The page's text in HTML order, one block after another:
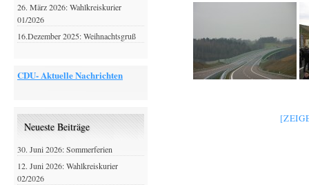
26. März 2026: Wahlkreiskurier
01/2026
16.Dezember 2025: Weihnachtsgruß
CDU- Aktuelle Nachrichten
Neueste Beiträge
30. Juni 2026: Sommerferien
12. Juni 2026: Wahlkreiskurier
02/2026